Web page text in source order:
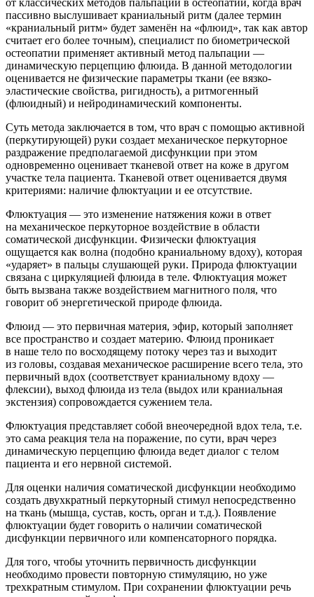
от классических методов пальпации в остеопатии, когда врач
пассивно выслушивает краниальный ритм (далее термин
«краниальный ритм» будет заменён на «флюид», так как автор
считает его более точным), специалист по биометрической
остеопатии применяет активный метод пальпации —
динамическую перцепцию флюида. В данной методологии
оценивается не физические параметры ткани (ее вязко-
эластические свойства, ригидность), а ритмогенный
(флюидный) и нейродинамический компоненты.
Суть метода заключается в том, что врач с помощью активной
(перкутирующей) руки создает механическое перкуторное
раздражение предполагаемой дисфункции при этом
одновременно оценивает тканевой ответ на коже в другом
участке тела пациента. Тканевой ответ оценивается двумя
критериями: наличие флюктуации и ее отсутствие.
Флюктуация — это изменение натяжения кожи в ответ
на механическое перкуторное воздействие в области
соматической дисфункции. Физически флюктуация
ощущается как волна (подобно краниальному вдоху), которая
«ударяет» в пальцы слушающей руки. Природа флюктуации
связана с циркуляцией флюида в теле. Флюктуация может
быть вызвана также воздействием магнитного поля, что
говорит об энергетической природе флюида.
Флюид — это первичная материя, эфир, который заполняет
все пространство и создает материю. Флюид проникает
в наше тело по восходящему потоку через таз и выходит
из головы, создавая механическое расширение всего тела, это
первичный вдох (соответствует краниальному вдоху —
флексии), выход флюида из тела (выдох или краниальная
экстензия) сопровождается сужением тела.
Флюктуация представляет собой внеочередной вдох тела, т.е.
это сама реакция тела на поражение, по сути, врач через
динамическую перцепцию флюида ведет диалог с телом
пациента и его нервной системой.
Для оценки наличия соматической дисфункции необходимо
создать двухкратный перкуторный стимул непосредственно
на ткань (мышца, сустав, кость, орган и т.д.). Появление
флюктуации будет говорить о наличии соматической
дисфункции первичного или компенсаторного порядка.
Для того, чтобы уточнить первичность дисфункции
необходимо провести повторную стимуляцию, но уже
трехкратным стимулом. При сохранении флюктуации речь